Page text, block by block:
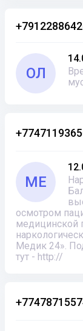
ОЛ
ME
осмотром
медицинской
Медик 24».
тут - http://